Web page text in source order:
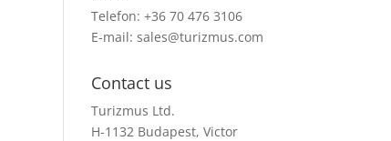
Telefon: +36 70 476 3106
E-mail:sales@turizmus.com
Contact us
Turizmus Ltd.
H-1132 Budapest, Victor